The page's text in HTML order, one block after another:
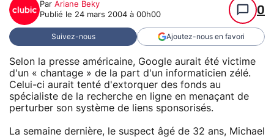
Par Ariane Beky
Publié le 24 mars 2004 à 00h00 0
Suivez-nous Ajoutez-nous en favori
Selon la presse américaine, Google aurait été victime
d'un « chantage » de la part d'un informaticien zélé.
Celui-ci aurait tenté d'extorquer des fonds au
spécialiste de la recherche en ligne en menaçant de
perturber son système de liens sponsorisés.
La semaine dernière, le suspect âgé de 32 ans, Michael